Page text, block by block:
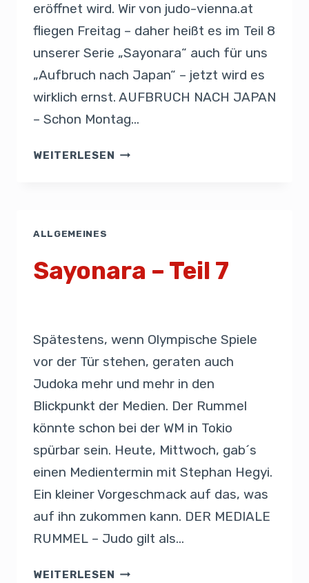
eröffnet wird. Wir von judo-vienna.at
fliegen Freitag – daher heißt es im Teil 8
unserer Serie „Sayonara“ auch für uns
„Aufbruch nach Japan“ – jetzt wird es
wirklich ernst. AUFBRUCH NACH JAPAN
– Schon Montag…
WEITERLESEN
ALLGEMEINES
Sayonara – Teil 7
Spätestens, wenn Olympische Spiele
vor der Tür stehen, geraten auch
Judoka mehr und mehr in den
Blickpunkt der Medien. Der Rummel
könnte schon bei der WM in Tokio
spürbar sein. Heute, Mittwoch, gab´s
einen Medientermin mit Stephan Hegyi.
Ein kleiner Vorgeschmack auf das, was
auf ihn zukommen kann. DER MEDIALE
RUMMEL – Judo gilt als…
WEITERLESEN